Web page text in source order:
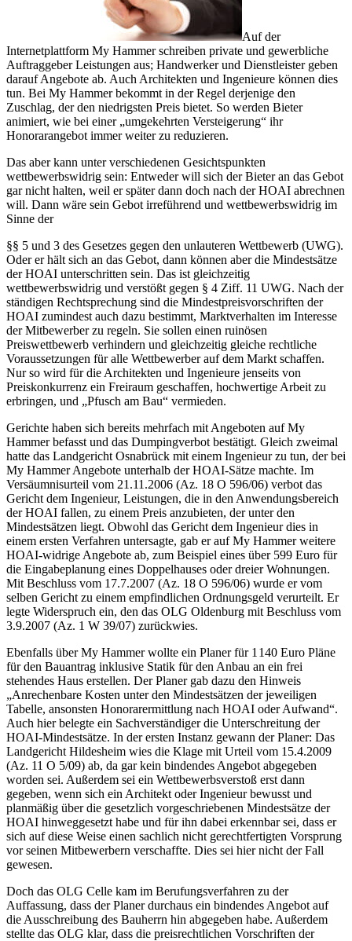
Auf der
Internetplattform My Hammer ­schreiben private und gewerbliche
Auftraggeber Leistungen aus; Handwerker und Dienstleister geben
darauf Angebote ab. Auch Architekten und Ingenieure können dies
tun. Bei My Hammer bekommt in der Regel derjenige den
Zuschlag, der den niedrigsten Preis bietet. So werden Bieter
animiert, wie bei einer „umgekehrten Versteigerung“ ihr
Honorarangebot immer weiter zu reduzieren.
Das aber kann unter verschiedenen Gesichtspunkten
wettbewerbswidrig sein: Entweder will sich der Bieter an das Gebot
gar nicht halten, weil er später dann doch nach der HOAI abrechnen
will. Dann wäre sein Gebot irre­führend und wettbewerbswidrig im
Sinne der
§§ 5 und 3 des Gesetzes gegen den unlauteren Wettbewerb (UWG).
Oder er hält sich an das Gebot, dann können aber die Mindestsätze
der HOAI unterschritten sein. Das ist gleichzeitig
wettbewerbswidrig und verstößt gegen § 4 Ziff. 11 UWG. Nach der
ständigen Rechtsprechung sind die Mindestpreisvorschriften der
HOAI zumindest auch dazu bestimmt, Marktverhalten im Interesse
der Mitbewerber zu regeln. Sie sollen einen ruinösen
Preiswettbewerb verhindern und gleichzeitig gleiche rechtliche
Voraussetzungen für alle Wettbewerber auf dem Markt schaffen.
Nur so wird für die Architekten und Ingenieure jenseits von
Preiskonkurrenz ein Freiraum geschaffen, hochwertige Arbeit zu
erbringen, und „Pfusch am Bau“ vermieden.
Gerichte haben sich bereits mehrfach mit Angeboten auf My
Hammer befasst und das Dumpingverbot bestätigt. Gleich zweimal
hatte das Landgericht Osnabrück mit einem Ingenieur zu tun, der bei
My Hammer Angebote unterhalb der HOAI-Sätze machte. Im
Versäumnisurteil vom 21.11.2006 (Az. 18 O 596/06) verbot das
Gericht dem Ingenieur, Leistungen, die in den Anwendungsbereich
der HOAI fallen, zu einem Preis anzubieten, der unter den
Mindestsätzen liegt. Obwohl das Gericht dem Ingenieur dies in
einem ersten Verfahren untersagte, gab er auf My Hammer weitere
HOAI-widrige Angebote ab, zum Beispiel eines über 599 Euro für
die Eingabeplanung eines Doppelhauses oder dreier Wohnungen.
Mit Beschluss vom 17.7.2007 (Az. 18 O 596/06) wurde er vom
selben Gericht zu einem empfindlichen Ordnungsgeld verurteilt. Er
legte Widerspruch ein, den das OLG Oldenburg mit Beschluss vom
3.9.2007 (Az. 1 W 39/07) zurückwies.
Ebenfalls über My Hammer wollte ein Planer für 1 140 Euro Pläne
für den Bauantrag inklusive Statik für den Anbau an ein frei
stehendes Haus erstellen. Der Planer gab dazu den Hinweis
„Anrechenbare Kosten unter den Mindestsätzen der jeweiligen
Tabelle, ansonsten Honorarermittlung nach HOAI oder Aufwand“.
Auch hier belegte ein Sachverständiger die Unterschreitung der
HOAI-Mindestsätze. In der ersten Instanz gewann der Planer: Das
Landgericht Hildesheim wies die Klage mit Urteil vom 15.4.2009
(Az. 11 O 5/09) ab, da gar kein bindendes Angebot abgegeben
worden sei. Außerdem sei ein Wettbewerbsverstoß erst dann
gegeben, wenn sich ein Architekt oder Ingenieur bewusst und
planmäßig über die gesetzlich vorgeschriebenen Mindestsätze der
HOAI hinweggesetzt habe und für ihn dabei erkennbar sei, dass er
sich auf diese Weise einen sachlich nicht gerechtfertigten Vorsprung
vor seinen Mitbewerbern verschaffte. Dies sei hier nicht der Fall
gewesen.
Doch das OLG Celle kam im Berufungsverfahren zu der
Auffassung, dass der Planer durchaus ein bindendes Angebot auf
die Ausschreibung des Bauherrn hin abgegeben habe. Außerdem
stellte das OLG klar, dass die preisrechtlichen Vorschriften der